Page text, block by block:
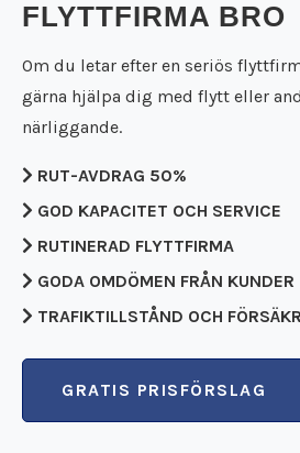
Flyttfirma Falun
Flyttfirma Flen
Flyttfirma Forshaga
Flyttfirma Gnesta
Flyttfirma Grästorp
Flyttfirma Grums
Flyttfirma Hallsberg
Flyttfirma Hallstahammar
Flyttfirma Huddinge
Flyttfirma Jakobsberg
Städfirma Falköping
Städfirma Falun
Städfirma Filipstad
Städfirma Gnesta
Städfirma Grums
Städfirma Gullspång
Städfirma Hällefors
Städfirma Hallstahammar
FLYTTFIRMA BRO
Om du letar efter en seriös
gärna hjälpa dig med flytt eller
närliggande.
RUT-AVDRAG 50%
GOD KAPACITET OCH SERVICE
RUTINERAD FLYTTFIRMA
GODA OMDÖMEN FRÅN KUNDER
TRAFIKTILLSTÅND OCH
GRATIS PRISFÖRSLAG